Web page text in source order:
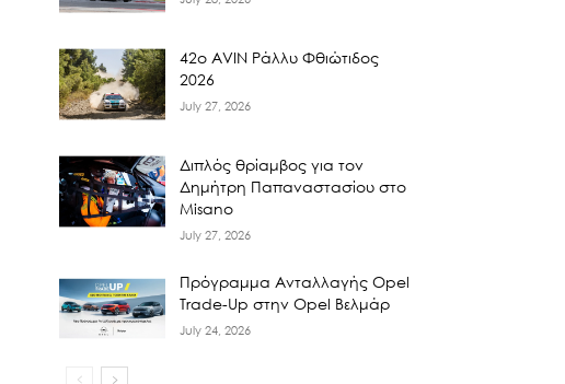
42ο AVIN Ράλλυ Φθιώτιδος
2026
July 27, 2026
Διπλός θρίαμβος για τον
Δημήτρη Παπαναστασίου στο
Misano
July 27, 2026
Πρόγραμμα Ανταλλαγής Opel
Trade-Up στην Opel Βελμάρ
July 24, 2026